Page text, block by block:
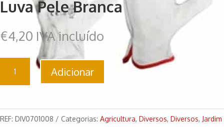
Luva Pele Branca
€4,20 IVA incluído
Quantidade
Pele
Branca
Adicionar
REF: DIV0701008 Categorias: Agricultura, Diversos, Diversos, Jardim